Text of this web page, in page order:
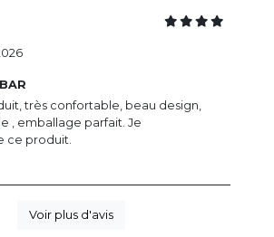
très confortable, beau design,
, emballage parfait. Je
ce produit.
Voir plus d'avis